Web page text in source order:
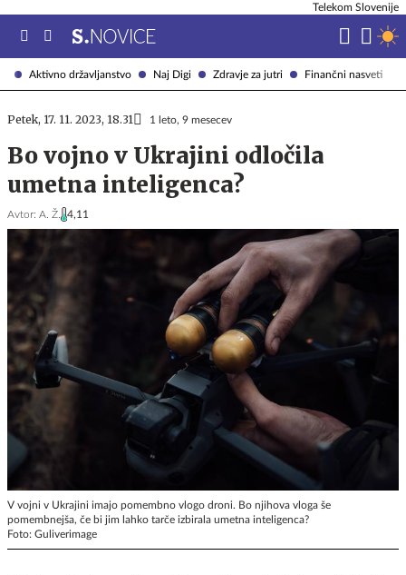
Aktivno državljanstvo Naj Digi Zdravje za jutri Finančni nasveti
Telekom Slovenije
Petek, 17. 11. 2023, 18.31 1 leto, 9 mesecev
Bo vojno v Ukrajini odločila
umetna inteligenca?
Avtor: A. Ž. 4,11
V vojni v Ukrajini imajo pomembno vlogo droni. Bo njihova vloga še
pomembnejša, če bi jim lahko tarče izbirala umetna inteligenca?
Foto: Guliverimage